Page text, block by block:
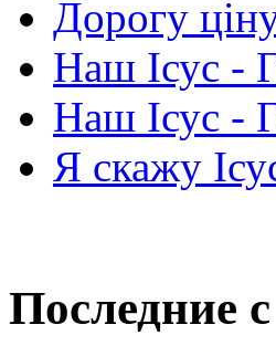
Дорогу
Наш Ісус -
Наш Ісус -
Я скажу
Последние